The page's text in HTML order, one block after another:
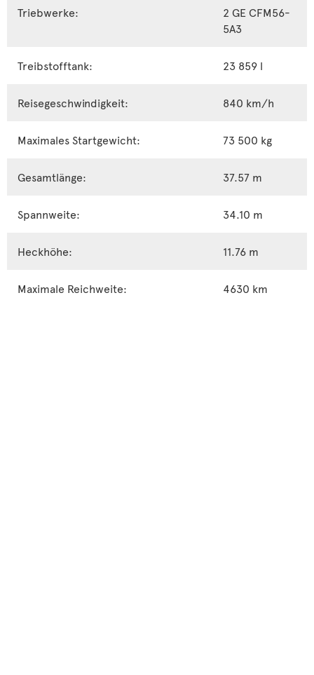
Triebwerke:
2 GE CFM56-
5A3
Treibstofftank: 23 859 l
Reisegeschwindigkeit: 840 km/h
Maximales Startgewicht: 73 500 kg
Gesamtlänge: 37.57 m
Spannweite: 34.10 m
Heckhöhe: 11.76 m
Maximale Reichweite: 4630 km